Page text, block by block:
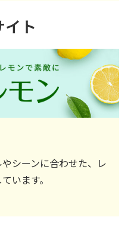
イト
シーンに合わせた、レ
います。